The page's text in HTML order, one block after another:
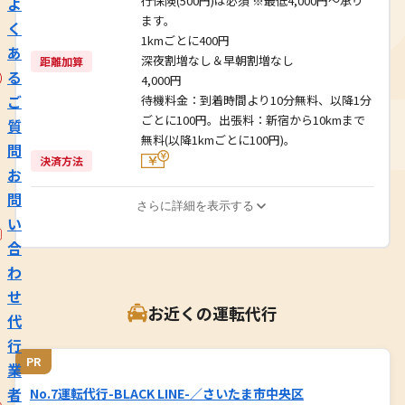
く
あ
る
ご
質
問
お
問
い
合
わ
せ
代
行
業
者
ます。
1kmごとに400円
距離加算
深夜割増なし＆早朝割増なし
4,000円
待機料金：到着時間より10分無料、以降1分
ごとに100円。出張料：新宿から10kmまで
無料(以降1kmごとに100円)。
決済方法
さらに詳細を表示する
お近くの運転代行
PR
No.7運転代行-BLACK LINE-／さいたま市中央区